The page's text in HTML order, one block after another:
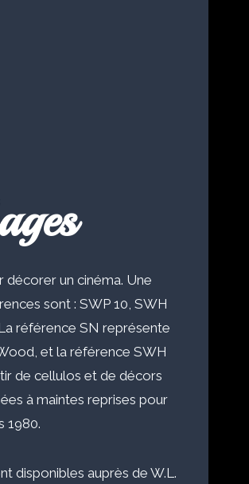
un cinéma. Une
sont : SWP 10, SWH
référence SN représente
et la référence SWH
de cellulos et de décors
à maintes reprises pour
1980.
disponibles auprès de W.L.